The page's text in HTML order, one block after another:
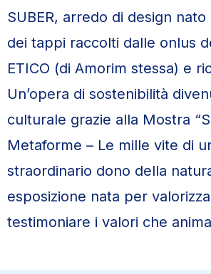
SUBER, arredo di design
dei tappi raccolti dalle onlus
ETICO (di Amorim stessa) e
Un’opera di sostenibilità
culturale grazie alla Mostra
Metaforme – Le mille vite di
straordinario dono della
esposizione nata per
testimoniare i valori che